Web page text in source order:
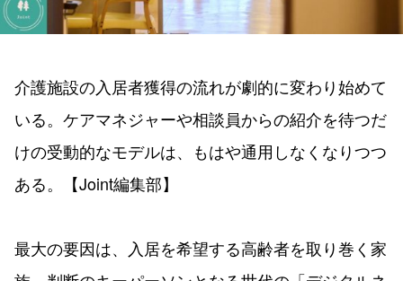
介護施設の入居者獲得の流れが劇的に変わり始めて
いる。ケアマネジャーや相談員からの紹介を待つだ
けの受動的なモデルは、もはや通用しなくなりつつ
ある。【Joint編集部】
最大の要因は、入居を希望する高齢者を取り巻く家